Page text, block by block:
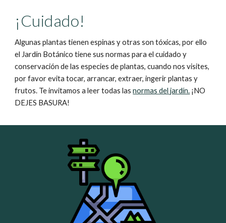
¡Cuidado!
Algunas plantas tienen espinas y otras son tóxicas, por ello
el Jardín Botánico tiene sus normas para el cuidado y
conservación de las especies de plantas, cuando nos visites,
por favor evita tocar, arrancar, extraer, ingerir plantas y
frutos. Te invitamos a leer todas lasnormas del jardín. ¡NO
DEJES BASURA!